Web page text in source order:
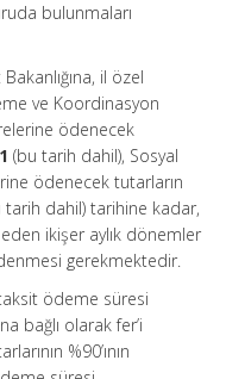
bulunmaları
il özel
ve Koordinasyon
ödenecek
(bu tarih dahil), Sosyal
ödenecek tutarların
tarih dahil) tarihine kadar,
ikişer aylık dönemler
gerekmektedir.
taksit ödeme süresi
bağlı olarak fer’i
%90’ının